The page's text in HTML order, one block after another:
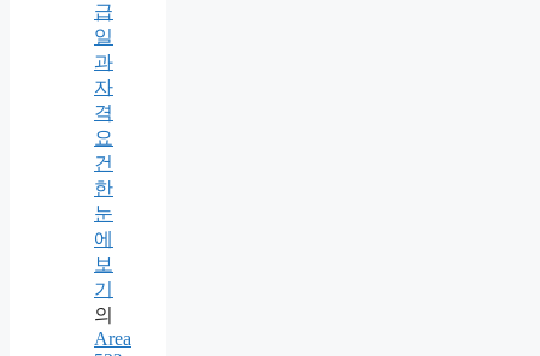
급
일
과
자
격
요
건
한
눈
에
보
기
의
Area